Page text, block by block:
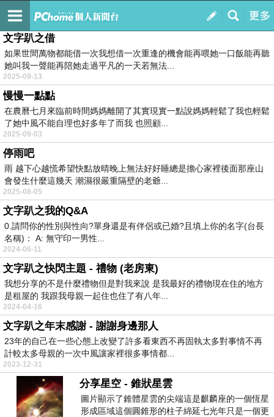
我的
訂閱
呼吸
文字趴之借
如果世間萬物都能借一次我想借一次重逢的機會能再喂她一口飯能再聽
她叫我一聲能再陪她走過平凡的一天若無法...
2025-09-13
慢慢一點點
在農曆七月來臨前時間媽媽離開了其實現實一點說媽媽輕鬆了我也輕鬆
了她中風不能自理也好多年了而我 也照顧...
2025-09-03
停雨吧
雨 越下心越慌希望快點放晴晚上無法好好睡總是擔心家裡後面那座山
會發生什麼這幾天 潮濕很嚴重隔壁的老爺...
2025-08-05
文字趴之我的Q&A
0.請問你的性別與性向?單身還是有伴侶或已婚?且填上你的名字(台長
名稱)： A: 無守印一男性...
2024-06-11
文字趴之快閃主題 - 禮物 (老房東)
我想分享的不是什麼禮物但是對我來說 是我最好的禮物現在住的地方
是租屋的 我跟我母親一起住也住了有八年...
2024-04-16
文字趴之年末感謝 - 謝謝身邊那人
23年的自己在一些心態上改變了許多看東西不再固執太多對事情不再
計較太多母親的一次中風讓家裡很多事情都...
2023-12-31
分享星空 - 錐狀星雲
圖片顯示了錐體星雲的尖端這是麒麟座的一個恆星
形成區域這個圓錐形的柱子綿延七光年只是一個更